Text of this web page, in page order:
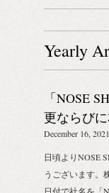
Yearly
「NOSE
更ならび
December 16, 2021
日頃よりNOSE
うございます。
日付で社名を「